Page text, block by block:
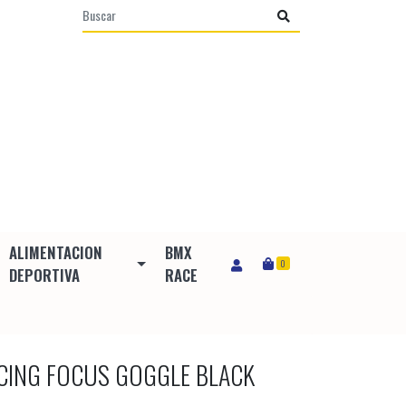
ALIMENTACION
DEPORTIVA
BMX
RACE
0
FOCUS GOGGLE BLACK